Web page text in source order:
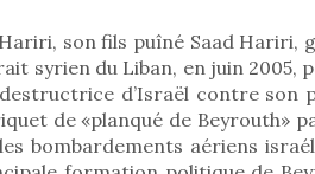
son fils puîné Saad Hariri,
syrien du Liban, en juin 2005,
d’Israël contre son
de «planqué de Beyrouth»
bombardements aériens